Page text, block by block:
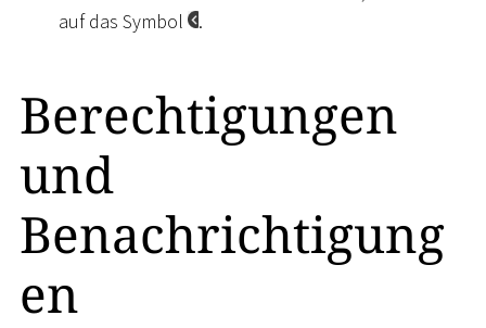
auf das Symbol
.
Berechtigungen
und
Benachrichtigung
en